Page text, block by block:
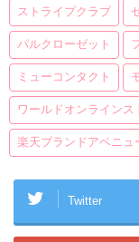
ストライプクラブ
パルクローゼット
ミューコンタクト
ワールドオンラインス
楽天ブランドアベニュ
Twitter